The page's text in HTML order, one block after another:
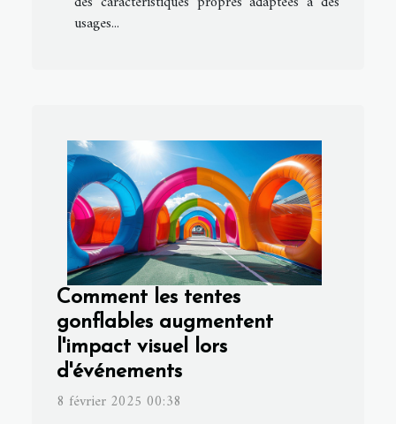
usages...
Comment les tentes
gonflables augmentent
l'impact visuel lors
d'événements
8 février 2025 00:38